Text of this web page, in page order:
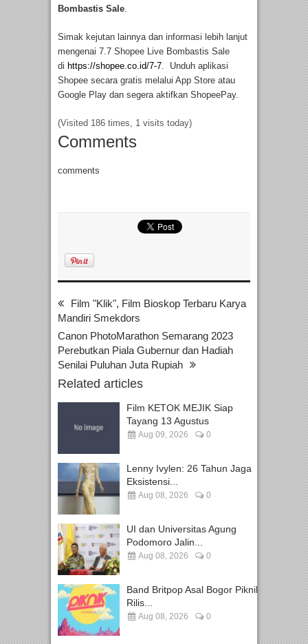
Bombastis Sale
Simak kejutan lainnya dan informasi lebih lanjut
mengenai 7.7 Shopee Live Bombastis Sale
di https://shopee.co.id/7-7 . Unduh aplikasi
Shopee secara gratis melalui App Store atau
Google Play dan segera aktifkan ShopeePay.
(Visited 186 times, 1 visits today)
Comments
comments
Film "Klik", Film Bioskop Terbaru Karya
Mandiri Smekdors
Canon PhotoMarathon Semarang 2023
Perebutkan Piala Gubernur dan Hadiah
Senilai Puluhan Juta Rupiah
Related articles
Film KETOK MEJIK Siap
Tayang 13 Agustus
Aug 09, 2026 0
Lenny Ivylen: 26 Tahun Jaga
Eksistensi...
Aug 08, 2026 0
UI dan Universitas Agung
Podomoro Jalin...
Aug 08, 2026 0
Band Britpop Asal Bogor Piknik
Rilis...
Aug 08, 2026 0